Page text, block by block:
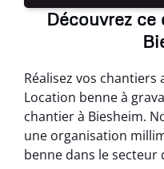
Découvrez ce
Réalisez vos chantiers
Location benne à
chantier à Biesheim.
une organisation
benne dans le secteur